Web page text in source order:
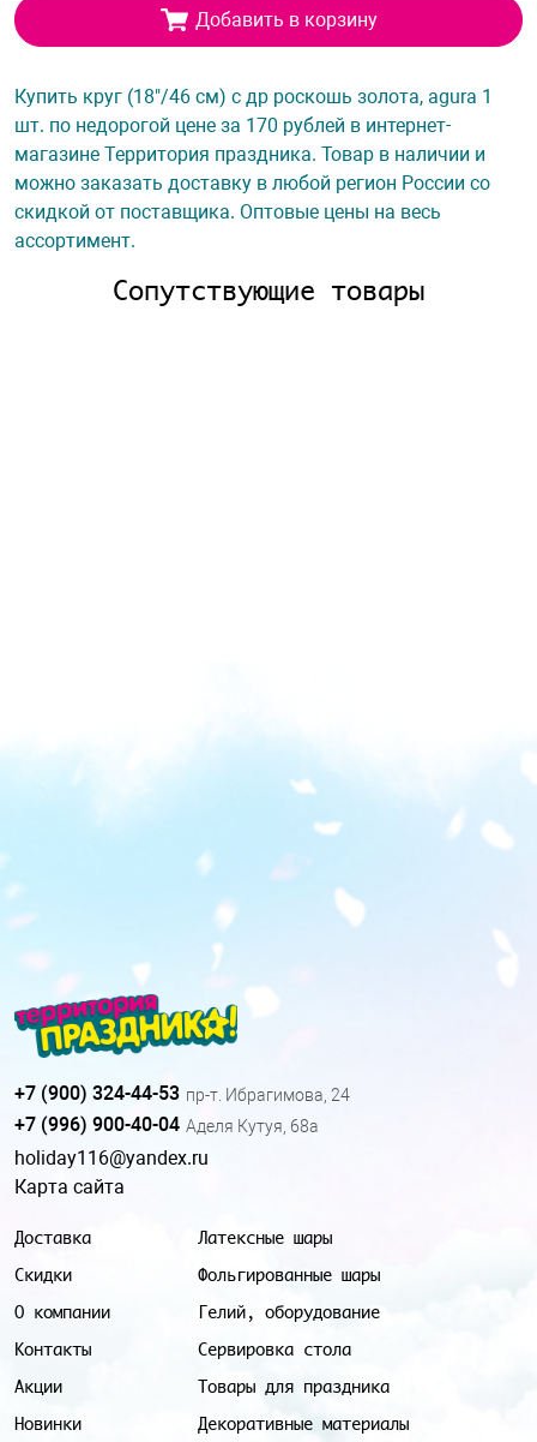
Добавить в корзину
Купить круг (18"/46 см) с др роскошь золота, agura 1
шт. по недорогой цене за 170 рублей в интернет-
магазине Территория праздника. Товар в наличии и
можно заказать доставку в любой регион России со
скидкой от поставщика. Оптовые цены на весь
ассортимент.
Сопутствующие товары
Доставка
Скидки
О компании
Контакты
Акции
Новинки
Латексные шары
Фольгированные шары
Гелий, оборудование
Сервировка стола
Товары для праздника
Декоративные материалы
+7 (900) 324-44-53 пр-т. Ибрагимова, 24
+7 (996) 900-40-04 Аделя Кутуя, 68а
holiday116@yandex.ru
Карта сайта